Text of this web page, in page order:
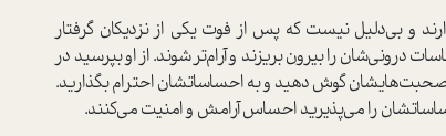
و بی‌دلیل نیست که پس از فوت یکی از نزدیکان گرفتار
درونی‌شان را بیرون بریزند و آرام‌تر شوند. از او بپرسید در
گوش دهید و به احساساتشان احترام بگذارید.
را می‌پذیرید احساس آرامش و امنیت می‌کنند.